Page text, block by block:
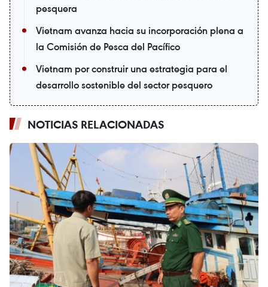
pesquera
Vietnam avanza hacia su incorporación plena a
la Comisión de Pesca del Pacífico
Vietnam por construir una estrategia para el
desarrollo sostenible del sector pesquero
NOTICIAS RELACIONADAS